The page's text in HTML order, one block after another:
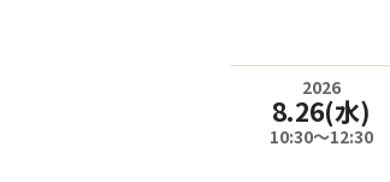
2026
8.26(水)
10:30～12:30